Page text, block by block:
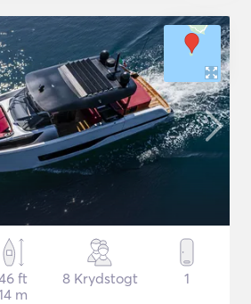
ft
m
8 Krydstogt 1